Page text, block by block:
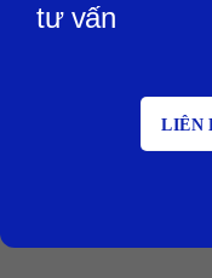
tư vấn
LIÊN